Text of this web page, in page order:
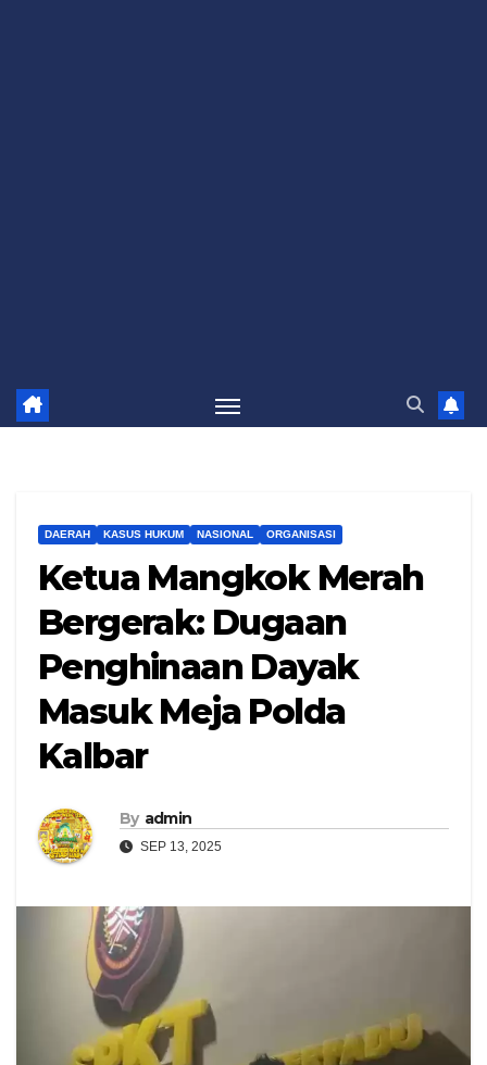
DAERAH KASUS HUKUM NASIONAL ORGANISASI
Ketua Mangkok Merah
Bergerak: Dugaan
Penghinaan Dayak
Masuk Meja Polda
Kalbar
By admin
SEP 13, 2025